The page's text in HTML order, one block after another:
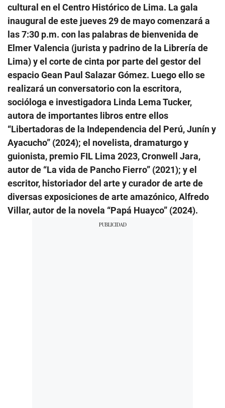
cultural en el Centro Histórico de Lima. La gala
inaugural de este jueves 29 de mayo comenzará a
las 7:30 p.m. con las palabras de bienvenida de
Elmer Valencia (jurista y padrino de la Librería de
Lima) y el corte de cinta por parte del gestor del
espacio Gean Paul Salazar Gómez. Luego ello se
realizará un conversatorio con la escritora,
socióloga e investigadora Linda Lema Tucker,
autora de importantes libros entre ellos
“Libertadoras de la Independencia del Perú, Junín y
Ayacucho” (2024); el novelista, dramaturgo y
guionista, premio FIL Lima 2023, Cronwell Jara,
autor de “La vida de Pancho Fierro” (2021); y el
escritor, historiador del arte y curador de arte de
diversas exposiciones de arte amazónico, Alfredo
Villar, autor de la novela “Papá Huayco” (2024).